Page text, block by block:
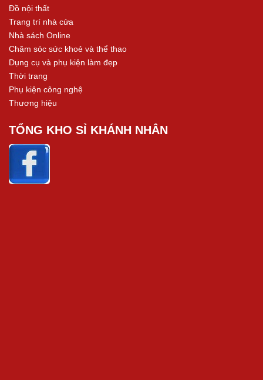
Đồ nội thất
Trang trí nhà cửa
Nhà sách Online
Chăm sóc sức khoẻ và thể thao
Dụng cụ và phụ kiện làm đẹp
Thời trang
Phụ kiện công nghệ
Thương hiệu
TỔNG KHO SỈ KHÁNH NHÂN